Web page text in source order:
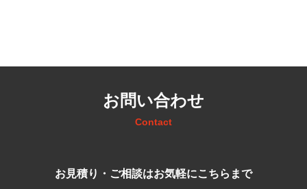
お問い合わせ
Contact
お見積り・ご相談はお気軽にこちらまで